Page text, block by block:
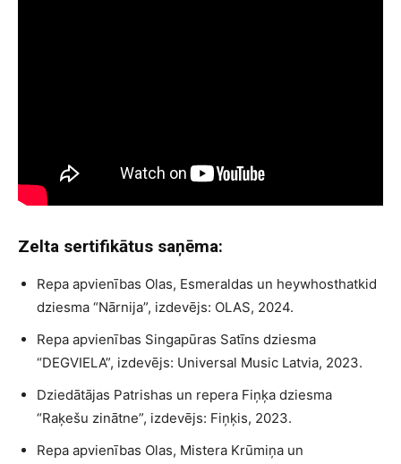
Zelta sertifikātus saņēma:
Repa apvienības Olas, Esmeraldas un heywhosthatkid
dziesma “Nārnija”, izdevējs: OLAS, 2024.
Repa apvienības Singapūras Satīns dziesma
“DEGVIELA”, izdevējs: Universal Music Latvia, 2023.
Dziedātājas Patrishas un repera Fiņķa dziesma
“Raķešu zinātne”, izdevējs: Fiņķis, 2023.
Repa apvienības Olas, Mistera Krūmiņa un